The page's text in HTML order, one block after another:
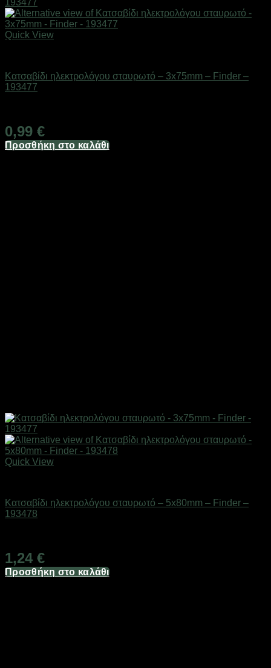
Quick View
Κατσαβίδι ηλεκτρολόγου σταυρωτό – 3x75mm – Finder –
193477
0,99 €
Προσθήκη στο καλάθι
Quick View
Κατσαβίδι ηλεκτρολόγου σταυρωτό – 5x80mm – Finder –
193478
1,24 €
Προσθήκη στο καλάθι